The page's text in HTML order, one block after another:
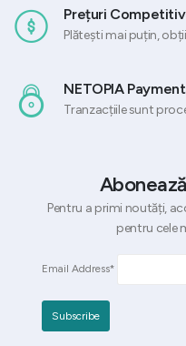
Prețuri
Plătești mai puțin,
NETOPIA
Tranzacțiile sunt
Pentru a primi noutăți,
pentru cele
Email Address*